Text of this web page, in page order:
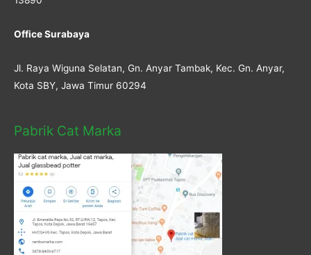
Office Surabaya
Jl. Raya Wiguna Selatan, Gn. Anyar Tambak, Kec. Gn. Anyar,
Kota SBY, Jawa Timur 60294
Pabrik Cat Marka